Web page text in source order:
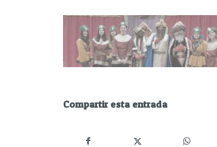
Compartir esta entrada